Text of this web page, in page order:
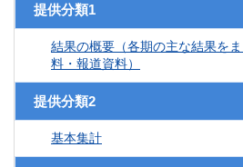
提供分類1
結果の概要（各期の主な結果を
料・報道資料）
提供分類2
基本集計